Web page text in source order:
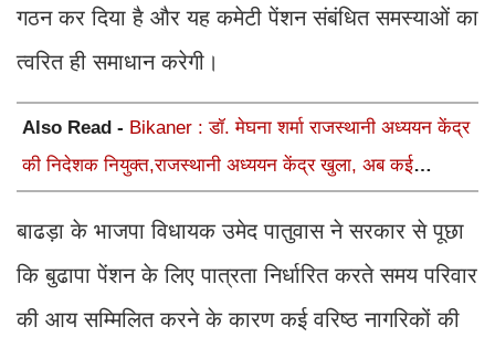
गठन कर दिया है और यह कमेटी पेंशन संबंधित समस्याओं का
त्वरित ही समाधान करेगी।
Also Read - Bikaner : डॉ. मेघना शर्मा राजस्थानी अध्ययन केंद्र
की निदेशक नियुक्त,राजस्थानी अध्ययन केंद्र खुला, अब कई
बाढड़ा के भाजपा विधायक उमेद पातुवास ने सरकार से पूछा
कि बुढापा पेंशन के लिए पात्रता निर्धारित करते समय परिवार
की आय सम्मिलित करने के कारण कई वरिष्ठ नागरिकों की